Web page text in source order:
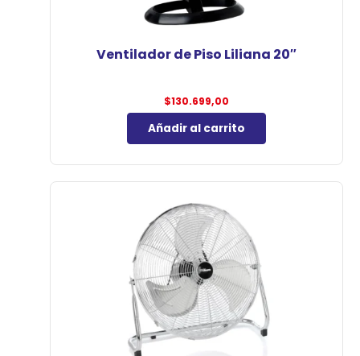
Ventilador de Piso Liliana 20″
$130.699,00
Añadir al carrito